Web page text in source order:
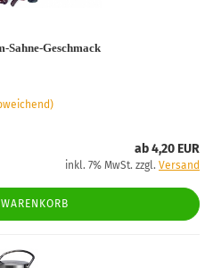
Sahne-Geschmack
ab 4,20 EUR
inkl. 7% MwSt. zzgl. Versand